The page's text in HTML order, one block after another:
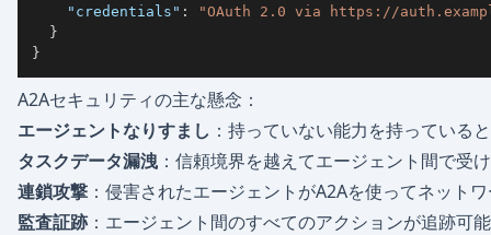
"credentials" :
"OAuth 2.0 via https://
}
}
A2Aセキュリティの主な懸念：
エージェントなりすまし ：持っていない能力を持っている
タスクデータ漏洩 ：信頼境界を越えてエージェント間で受
連鎖攻撃 ：侵害されたエージェントがA2Aを使ってネット
監査証跡：エージェント間のすべてのアクションが追跡可